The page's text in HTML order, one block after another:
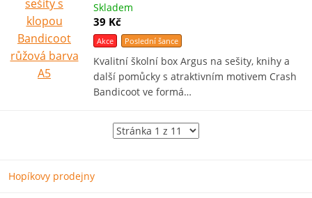
Skladem
39 Kč
Akce Poslední šance
Kvalitní školní box Argus na sešity, knihy a
další pomůcky s atraktivním motivem Crash
Bandicoot ve formá…
Hopíkovy prodejny